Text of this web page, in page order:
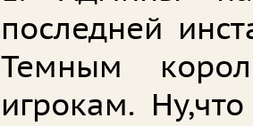
последней
Темным
игрокам.